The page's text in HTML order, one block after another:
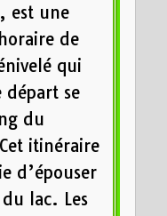
est une
de
qui
se
du
itinéraire
d’épouser
lac. Les